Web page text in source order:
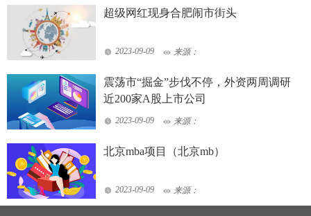
超级网红现身合肥闹市街头
2023-09-09 来源：
震荡市“掘金”步伐不停，外资两周调研
近200家A股上市公司
2023-09-09 来源：
北京mba项目（北京mb）
2023-09-09 来源：